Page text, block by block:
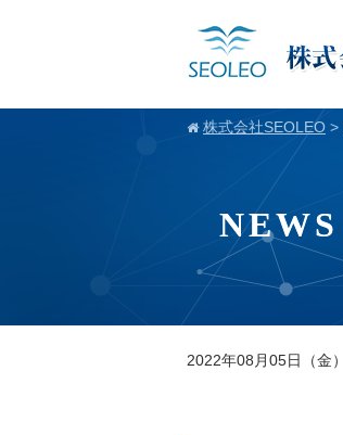
株式会社SEOLEO >
NEWS
2022年08月05日（金）